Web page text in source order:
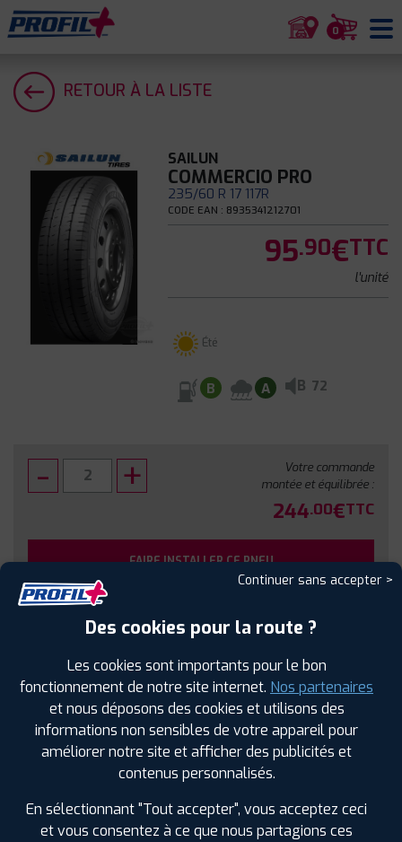
0
RETOUR À LA LISTE
SAILUN
COMMERCIO PRO
235/60 R 17 117R
CODE EAN : 8935341212701
95.90€TTC
l'unité
Été
B A B 72
Votre commande
montée et équilibrée :
244.00€TTC
FAIRE INSTALLER CE PNEU
Sous réserve de disponibilité en agence
SPÉCIFICATIONS AVIS CLIENTS ÉTIQUETAGE
Étiquetage
Continuer sans accepter >
Des cookies pour la route ?
Les cookies sont importants pour le bon
fonctionnement de notre site internet. Nos partenaires
et nous déposons des cookies et utilisons des
informations non sensibles de votre appareil pour
améliorer notre site et afficher des publicités et
contenus personnalisés.
En sélectionnant "Tout accepter", vous acceptez ceci
et vous consentez à ce que nous partagions ces